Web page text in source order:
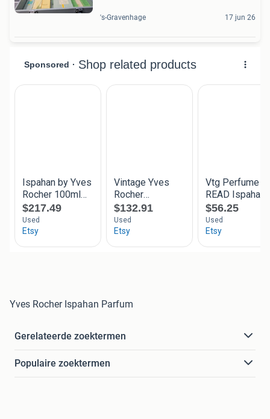
's-Gravenhage 17 jun 26
Yves Rocher Ispahan Parfum
Gerelateerde zoektermen
Populaire zoektermen